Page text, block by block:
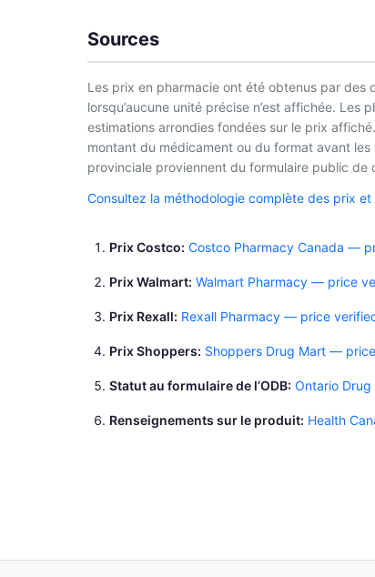
Sources
Les prix en pharmacie ont été obtenus par des
lorsqu’aucune unité précise n’est affichée.
estimations arrondies fondées sur le prix
montant du médicament ou du format avant
provinciale proviennent du formulaire public de
Consultez la méthodologie complète des prix
Prix Costco Costco Pharmacy Canada —
Prix Walmart Walmart Pharmacy — price
Prix Rexall Rexall Pharmacy — price
Prix Shoppers Shoppers Drug Mart —
Statut au formulaire de l’ODB Ontario
Renseignements sur le produit Health